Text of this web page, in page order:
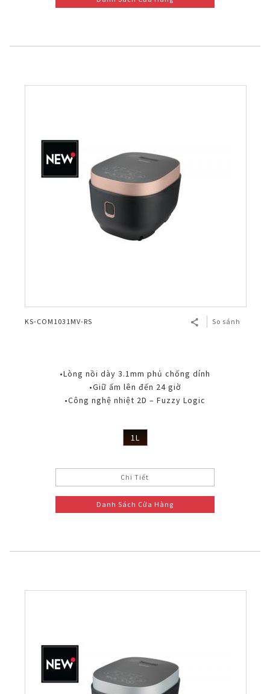
KS-COM1031MV-RS So sánh
•Lòng nồi dày 3.1mm phủ chống dính
•Giữ ấm lên đến 24 giờ
•Công nghệ nhiệt 2D – Fuzzy Logic
1L
Chi Tiết
Danh Sách Cửa Hàng